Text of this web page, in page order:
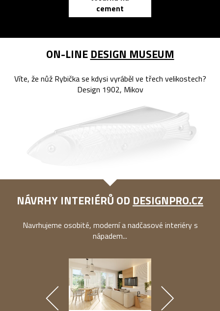
cement
ON-LINE DESIGN MUSEUM
Víte, že nůž Rybička se kdysi vyráběl ve třech velikostech?
Design 1902, Mikov
NÁVRHY INTERIÉRŮ OD DESIGNPRO.CZ
Navrhujeme osobité, moderní a nadčasové interiéry s
nápadem...